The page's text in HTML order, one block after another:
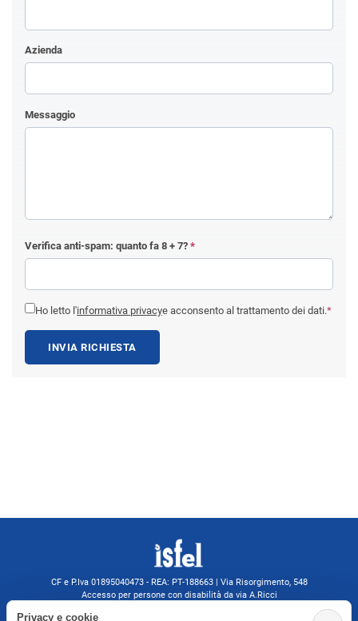
Azienda
Messaggio
Verifica anti-spam: quanto fa 8 + 7? *
Ho letto l'informativa privacye acconsento al trattamento dei dati.*
INVIA RICHIESTA
CF e P.Iva 01895040473 - REA: PT-188663 | Via Risorgimento, 548
Accesso per persone con disabilità da via A.Ricci
Privacy e cookie